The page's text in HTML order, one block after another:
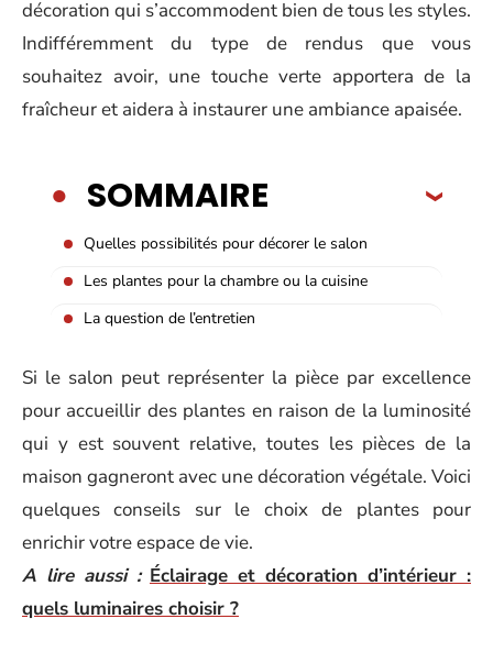
décoration qui s’accommodent bien de tous les styles.
Indifféremment du type de rendus que vous
souhaitez avoir, une touche verte apportera de la
fraîcheur et aidera à instaurer une ambiance apaisée.
SOMMAIRE
Quelles possibilités pour décorer le salon
Les plantes pour la chambre ou la cuisine
La question de l’entretien
Si le salon peut représenter la pièce par excellence
pour accueillir des plantes en raison de la luminosité
qui y est souvent relative, toutes les pièces de la
maison gagneront avec une décoration végétale. Voici
quelques conseils sur le choix de plantes pour
enrichir votre espace de vie.
A lire aussi : Éclairage et décoration d’intérieur :
quels luminaires choisir ?